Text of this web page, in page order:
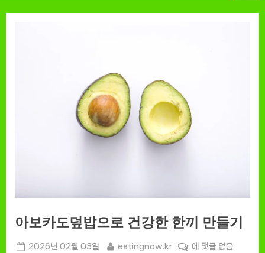
아보카도덮밥으로 건강한 한끼 만들기
Posted
2026년 02월 03일 By
eatingnow.kr
아
에 댓글 없음